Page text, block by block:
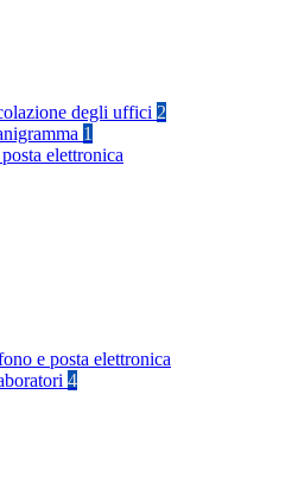
degli uffici 2
1
elettronica
e posta elettronica
4